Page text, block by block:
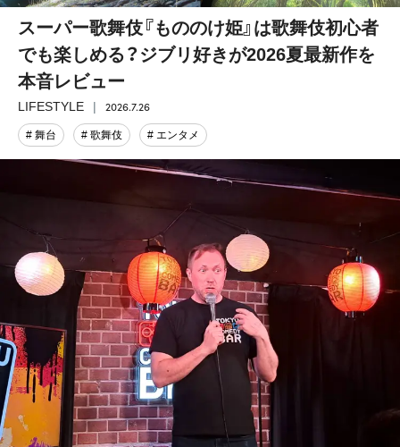
スーパー歌舞伎『もののけ姫』は歌舞伎初心者
でも楽しめる？ジブリ好きが2026夏最新作を
本音レビュー
LIFESTYLE 2026.7.26
# 舞台 # 歌舞伎 # エンタメ